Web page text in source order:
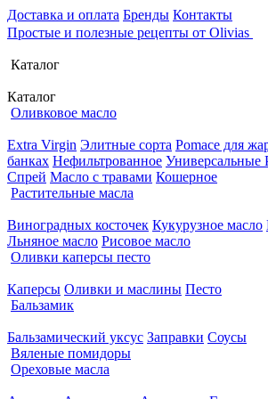
Доставка и оплата Бренды Контакты
Простые и полезные рецепты от Olivias
Каталог
Каталог
Оливковое масло
Extra Virgin Элитные сорта Pomace для
банках Нефильтрованное Универсальные
Спрей Масло с травами Кошерное
Растительные масла
Виноградных косточек Кукурузное масло
Льняное масло Рисовое масло
Оливки каперсы песто
Каперсы Оливки и маслины Песто
Бальзамик
Бальзамический уксус Заправки Соусы
Вяленые помидоры
Ореховые масла